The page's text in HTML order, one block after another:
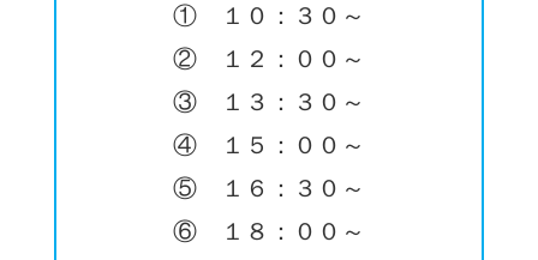
① １０：３０～
② １２：００～
③ １３：３０～
④ １５：００～
⑤ １６：３０～
⑥ １８：００～